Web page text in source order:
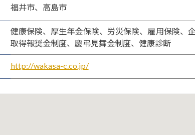
福井市、高島市
健康保険、厚生年金保険、労災保険、雇用保険、
取得報奨金制度、慶弔見舞金制度、健康診断
http://wakasa-c.co.jp/